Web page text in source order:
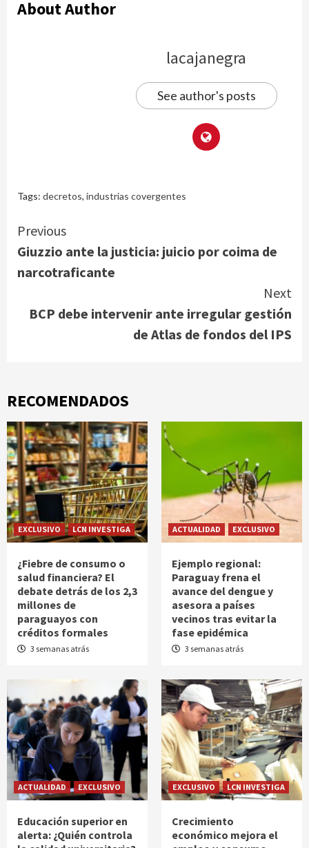
About Author
lacajanegra
See author's posts
Tags: decretos, industrias covergentes
Continue
Reading
Previous
Giuzzio ante la justicia: juicio por coima de
narcotraficante
Next
BCP debe intervenir ante irregular gestión
de Atlas de fondos del IPS
RECOMENDADOS
EXCLUSIVO LCN INVESTIGA
¿Fiebre de consumo o
salud financiera? El
debate detrás de los 2,3
millones de
paraguayos con
créditos formales
3 semanas atrás
ACTUALIDAD EXCLUSIVO
Ejemplo regional:
Paraguay frena el
avance del dengue y
asesora a países
vecinos tras evitar la
fase epidémica
3 semanas atrás
ACTUALIDAD EXCLUSIVO
Educación superior en
alerta: ¿Quién controla
EXCLUSIVO LCN INVESTIGA
Crecimiento
económico mejora el